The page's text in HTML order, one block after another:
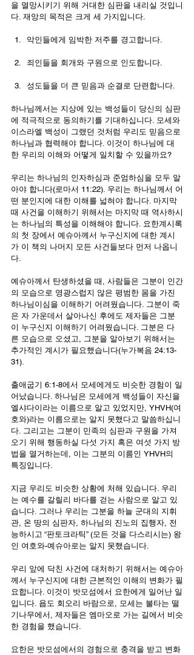
을 멸망시키기 위해 거대한 심판을 내리실 것입니
다. 재앙의 목적은 크게 세 가지입니다.
악인들에게 임박한 저주를 경고합니다.
죄인들을 회개와 구원으로 인도합니다.
성도들을 더 큰 믿음과 순결로 단련합니다.
하나님께서는 지상에 있는 백성들이 당신의 심판
에 적극적으로 동의하기를 기대하십니다. 모세와
이스라엘 백성이 그랬던 것처럼 우리도 믿음으로
하나님과 협력해야 합니다. 이것이 하나님에 대
한 우리의 이해와 어떻게 일치할 수 있을까요?
우리는 하나님의 인자하심과 준엄하심을 모두 알
아야 합니다(로마서 11:22). 우리는 하나님께서 어
떤 분인지에 대한 이해를 넓혀야 합니다. 마지막
때 사건을 이해하기 위해서는 마지막 때 역사하시
는 하나님의 특성을 이해해야 합니다. 요한계시록
의 첫 장에서 예슈아께서 누구신지에 대한 계시
가 이 책의 나머지 모든 사건들보다 먼저 나옵니
다.
예슈아께서 탄생하셨을 때, 사람들은 그분이 인간
의 모습으로 영광스럽지 않은 평범한 몸을 가진
하나님이심을 이해하기 어려웠습니다. 그분이 죽
은 자 가운데서 살아나신 후에도 제자들은 그분
이 누구신지 이해하기 어려웠습니다. 그분은 다
른 모습으로 오셨고, 그분을 알아보기 위해서는
추가적인 계시가 필요했습니다(누가복음 24:13-
31).
출애굽기 6:1-8에서 모세에게도 비슷한 경험이 일
어났습니다. 하나님은 모세에게 백성들이 자신을
엘샤다이라는 이름으로 알고 있었지만, YHVH(여
호와)라는 이름으로는 알지 못했다고 말씀하십니
다. 그리고는 그분이 민족의 심판과 구원을 가져
오기 위해 행동하실 다섯 가지 혹은 여섯 가지 방
법을 열거하는데, 이는 그분의 이름인 YHVH의
특징입니다.
지금 우리도 비슷한 상황에 처해 있습니다. 우리
는 예수를 갈릴리 바다를 걷는 사람으로 알고 있
습니다. 그러나 우리는 그분을 하늘 군대의 지휘
관, 온 땅의 심판자, 하나님의 진노의 집행자, 전
능하시고 “판토크라틱” (모든 것을 다스리시는) 왕
인 여호와-예슈아로는 알지 못했습니다.
우리 앞에 닥친 사건에 대처하기 위해서는 예슈아
께서 누구신지에 대한 근본적인 이해의 변화가 필
요합니다. 이것이 밧모섬에서 요한에게 일어난 일
입니다. 욥도 회오리 바람으로, 모세는 불타는 떨
기나무에서, 제자들은 엠마오로 가는 길에서 비슷
한 경험을 했습니다.
요한은 밧모섬에서의 경험으로 충격을 받고 변화